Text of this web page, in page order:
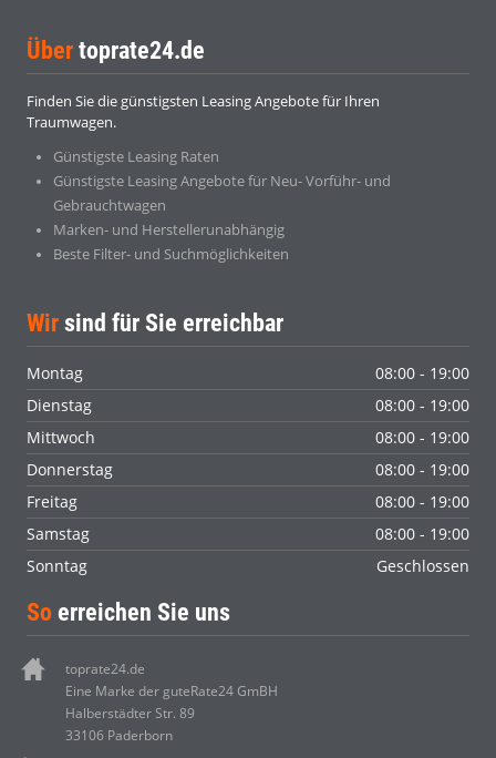
Über toprate24.de
Finden Sie die günstigsten Leasing Angebote für Ihren
Traumwagen.
Günstigste Leasing Raten
Günstigste Leasing Angebote für Neu- Vorführ- und
Gebrauchtwagen
Marken- und Herstellerunabhängig
Beste Filter- und Suchmöglichkeiten
Wir sind für Sie erreichbar
Montag
08:00 - 19:00
Dienstag
08:00 - 19:00
Mittwoch
08:00 - 19:00
Donnerstag
08:00 - 19:00
Freitag
08:00 - 19:00
Samstag
08:00 - 19:00
Sonntag
Geschlossen
So erreichen Sie uns
toprate24.de
Eine Marke der guteRate24 GmBH
Halberstädter Str. 89
33106 Paderborn